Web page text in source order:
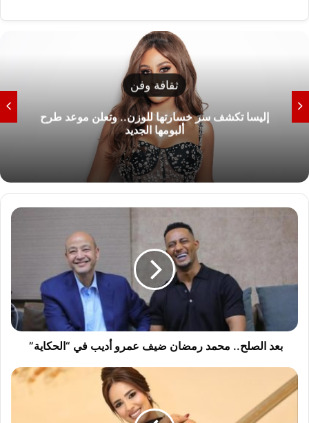
ثقافة وفن
إليسا تكشف سر خسارتها للوزن.. وتعلن موعد طرح
ألبومها الجديد
ب
ص
.
ح
م
بعد الصلح.. محمد رمضان ضيف عمرو أديب في “الحكاية”
ر
ن